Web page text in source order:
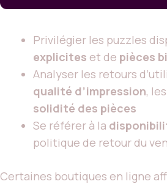
Privilégier les puzzles
explicites et de pièces
Analyser les retours
qualité d’impression, les
solidité des pièces
Se référer à la
politique de retour du
Certaines boutiques en ligne